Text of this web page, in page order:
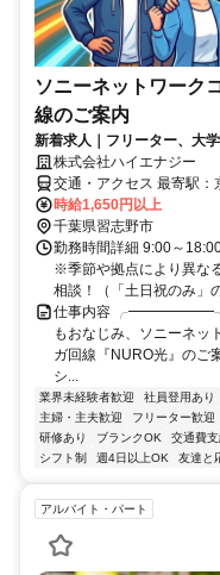
ソニーネットワーク
線のご案内
新着求人｜フリーター、大
株式会社ハイエナジー
交通・アクセス 最寄駅：
時給1,650円以上
千葉県習志野市
勤務時間詳細 9:00～
※季節や拠点により異な
相談！（「土日祝のみ」
仕事内容 ╭━━━━━━╮
もおなじみ、ソニーネッ
ガ回線『NURO光』のご
シ...
業界未経験者歓迎 社員登用あり
主婦・主夫歓迎
フリーター歓迎
研修あり
ブランクOK 交通費
シフト制
週4日以上OK 友達と
アルバイト・パート